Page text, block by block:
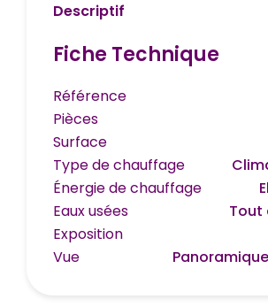
Descriptif
Fiche Technique
Référence
Pièces
Surface
Type de chauffage
Énergie de chauffage
Eaux usées
Tout
Exposition
Vue